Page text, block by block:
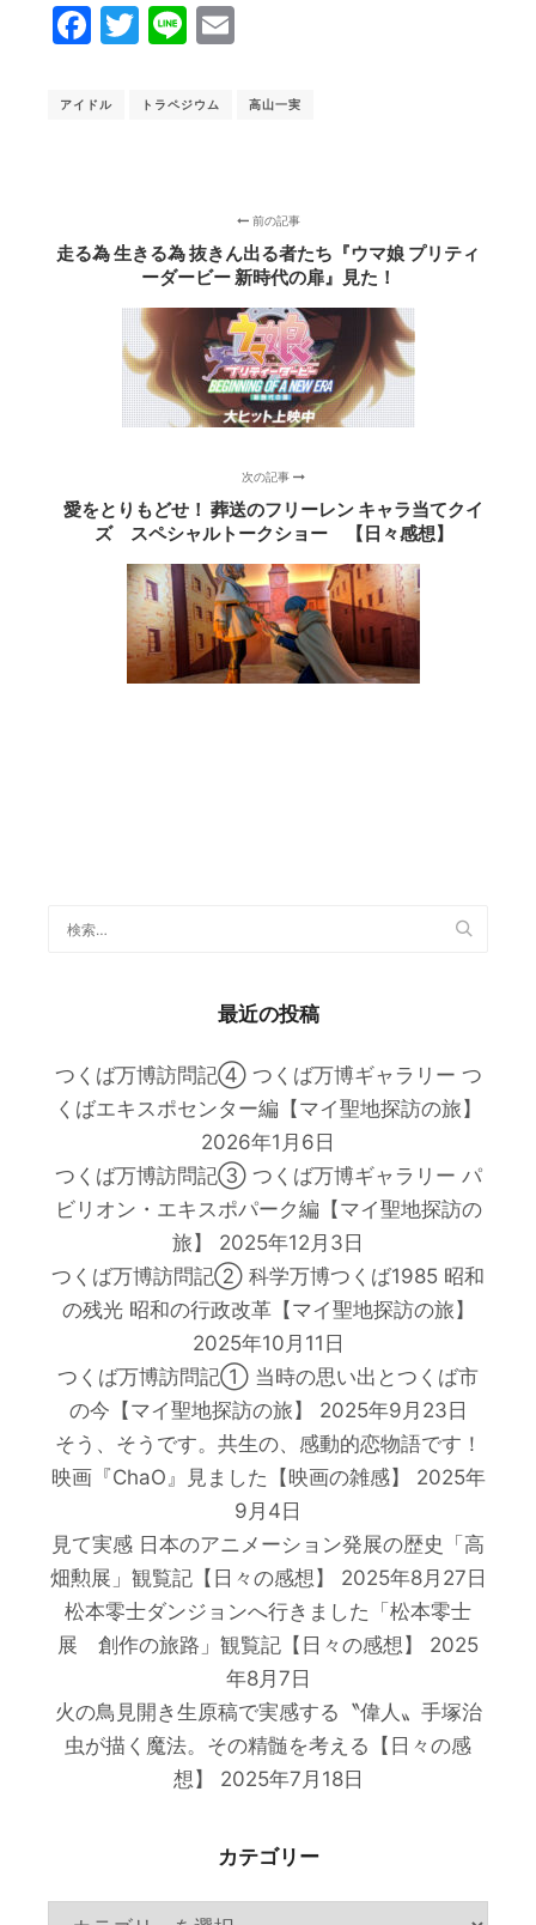
Facebook
Twitter
Line
アイドル トラペジウム 高山一実
前の記事
走る為 生きる為 抜きん出る者たち『ウマ娘 プリティ
ーダービー 新時代の扉』見た！
次の記事
愛をとりもどせ！ 葬送のフリーレン キャラ当てクイ
ズ スペシャルトークショー 【日々感想】
最近の投稿
つくば万博訪問記④ つくば万博ギャラリー つ
くばエキスポセンター編【マイ聖地探訪の旅】
2026年1月6日
つくば万博訪問記③ つくば万博ギャラリー パ
ビリオン・エキスポパーク編【マイ聖地探訪の
旅】
2025年12月3日
つくば万博訪問記② 科学万博つくば1985 昭和
の残光 昭和の行政改革【マイ聖地探訪の旅】
2025年10月11日
つくば万博訪問記① 当時の思い出とつくば市
の今【マイ聖地探訪の旅】
2025年9月23日
そう、そうです。共生の、感動的恋物語です！
映画『ChaO』見ました【映画の雑感】
2025年
9月4日
見て実感 日本のアニメーション発展の歴史「高
畑勲展」観覧記【日々の感想】
2025年8月27日
松本零士ダンジョンへ行きました「松本零士
展 創作の旅路」観覧記【日々の感想】
2025
年8月7日
火の鳥見開き生原稿で実感する〝偉人〟手塚治
虫が描く魔法。その精髄を考える【日々の感
想】
2025年7月18日
カテゴリー